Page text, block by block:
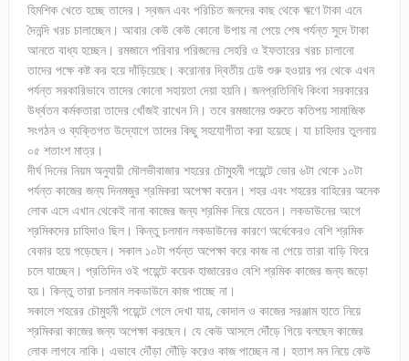
হিমশিক খেতে হচ্ছে তাদের। স্বজন এবং পরিচিত জনদের কাছ থেকে ঋণে টাকা এনে
দৈনন্দি খরচ চালাচ্ছেন। আবার কেউ কেউ কোনো উপায় না পেয়ে শেষ পর্যন্ত সুদে টাকা
আনতে বাধ্য হচ্ছেন। রমজানে পরিবার পরিজনের সেহরি ও ইফতারের খরচ চালানো
তাদের পক্ষে কষ্ট কর হয়ে দাঁড়িয়েছে। করোনার দ্বিতীয় ঢেউ শুরু হওয়ার পর থেকে এখন
পর্যন্ত সরকারিভাবে তাদের কোনো সহায়তা দেয়া হয়নি। জনপ্রতিনিধি কিংবা সরকারের
উর্ধ্বতন কর্মকতারা তাদের খোঁজই রাখেন নি। তবে রমজানের শুরুতে কতিপয় সামাজিক
সংগঠন ও ব্যক্তিগত উদ্যোগে তাদের কিছু সহযোগীতা করা হয়েছে। যা চাহিদার তুলনায়
০৫ শতাংশ মাত্র।
দীর্ঘ দিনের নিয়ম অনুযায়ী মৌলভীবাজার শহরের চৌমুহনী পয়েন্টে ভোর ৬টা থেকে ১০টা
পর্যন্ত কাজের জন্য দিনমজুর শ্রমিকরা অপেক্ষা করেন। শহর এবং শহরের বাহিরের অনেক
লোক এসে এখান থেকেই নানা কাজের জন্য শ্রমিক নিয়ে যেতেন। লকডাউনের আগে
শ্রমিকদের চাহিদাও ছিল। কিন্তু চলমান লকডাউনের কারণে অর্ধেকেরও বেশি শ্রমিক
বেকার হয়ে পড়েছেন। সকাল ১০টা পর্যন্ত অপেক্ষা করে কাজ না পেয়ে তারা বাড়ি ফিরে
চলে যাচ্ছেন। প্রতিদিন ওই পয়েন্টে কয়েক হাজারেরও বেশি শ্রমিক কাজের জন্য জড়ো
হয়। কিন্তু তারা চলমান লকডাউনে কাজ পাচ্ছে না।
সকালে শহরের চৌমুহনী পয়েন্টে গেলে দেখা যায়, কোদাল ও কাজের সরঞ্জাম হাতে নিয়ে
শ্রমিকরা কাজের জন্য অপেক্ষা করছেন। যে কেউ আসলে দৌঁড়ে গিয়ে বলছেন কাজের
লোক লাগবে নাকি। এভাবে দৌঁড়া দৌঁড়ি করেও কাজ পাচ্ছেন না। হতাশ মন নিয়ে কেউ